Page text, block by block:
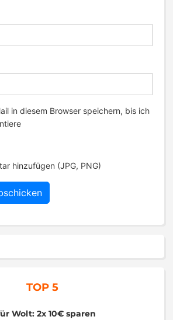
in diesem Browser speichern, bis ich
hinzufügen (JPG, PNG)
TOP 5
Wolt: 2x 10€ sparen